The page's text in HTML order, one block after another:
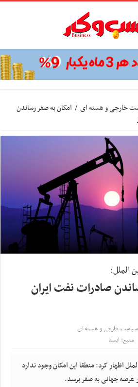
خارجی و هسته ای / امکان به صفر رساندن
الملل:
صادرات نفت ایران
سیاست خارجی و هسته ای
منبع: ایسنا
اظهار کرد: منطقا این امکان وجود ندارد
عرصه جهانی به صفر برسد.